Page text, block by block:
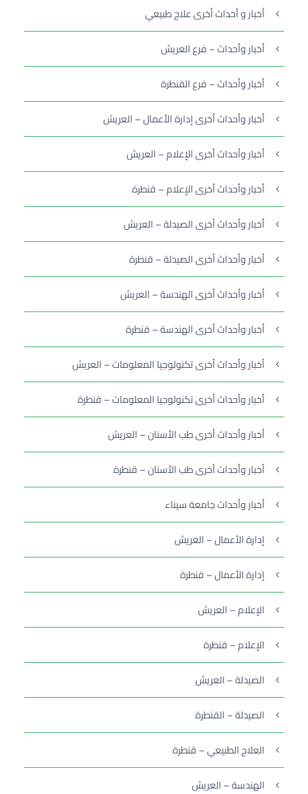
أخبار و أحداث أخرى علاج طبيعي
أخبار وأحداث – فرع العريش
أخبار وأحداث – فرع القنطرة
أخبار وأحداث أخرى إدارة الأعمال – العريش
أخبار وأحداث أخرى الإعلام – العريش
أخبار وأحداث أخرى الإعلام – قنطرة
أخبار وأحداث أخرى الصيدلة – العريش
أخبار وأحداث أخرى الصيدلة – قنطرة
أخبار وأحداث أخرى الهندسة – العريش
أخبار وأحداث أخرى الهندسة – قنطرة
أخبار وأحداث أخرى تكنولوجيا المعلومات – العريش
أخبار وأحداث أخرى تكنولوجيا المعلومات – قنطرة
أخبار وأحداث أخرى طب الأسنان – العريش
أخبار وأحداث أخرى طب الأسنان – قنطرة
أخبار وأحداث جامعة سيناء
إدارة الأعمال – العريش
إدارة الأعمال – قنطرة
الإعلام – العريش
الإعلام – قنطرة
الصيدلة – العريش
الصيدلة – القنطرة
العلاج الطبيعي – قنطرة
الهندسة – العريش